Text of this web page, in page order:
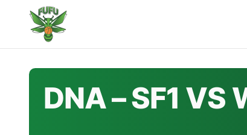
DNA – SF1